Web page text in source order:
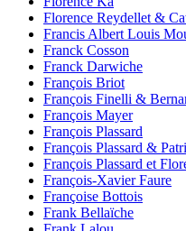
Florence Reydellet &
Francis Albert Louis
Franck Cosson
Franck Darwiche
François Briot
François Finelli &
François Mayer
François Plassard
François Plassard &
François Plassard et
François-Xavier Faure
Françoise Bottois
Frank Bellaïche